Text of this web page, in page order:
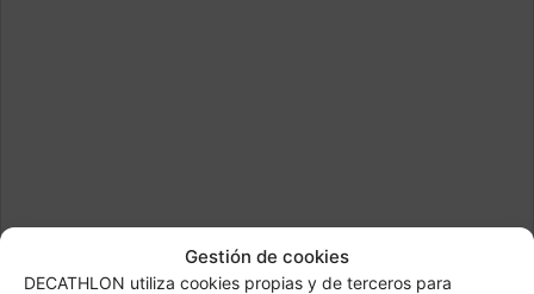
Gestión de cookies
DECATHLON utiliza cookies propias y de terceros para